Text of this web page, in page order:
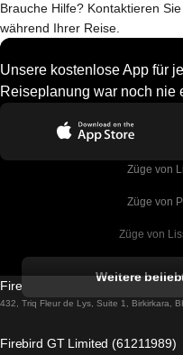
Brauche Hilfe? Kontaktieren
während Ihrer Reise.
Unsere kostenlose App für
Reiseplanung war noch nie
Züge von
Züge von
Züge von
Züge von
Weitere
Firebird GT Limited (OC 1451)
432, Triq Fleur de Lys, Suite 1, Birkirkara,
Firebird GT Limited (61211989)